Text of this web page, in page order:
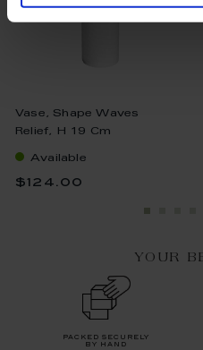
Vase, Shape Waves
Relief, H 19 Cm
Available
$124.00
YOUR
packed securely
by hand